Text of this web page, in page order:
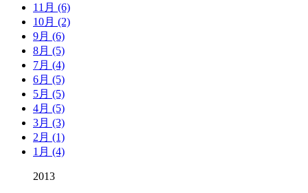
11月 (6)
10月 (2)
9月 (6)
8月 (5)
7月 (4)
6月 (5)
5月 (5)
4月 (5)
3月 (3)
2月 (1)
1月 (4)
2013